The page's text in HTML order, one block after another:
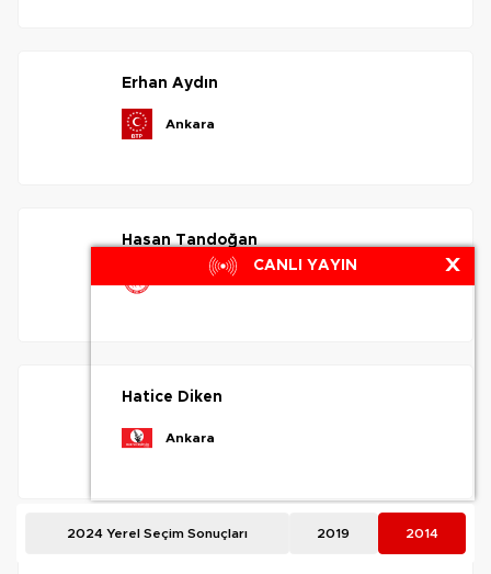
erhan aydın
ankara
hasan tandoğan
ankara
hatice diken
ankara
2024 Yerel Seçim Sonuçları 2019 2014
CANLI YAYIN X